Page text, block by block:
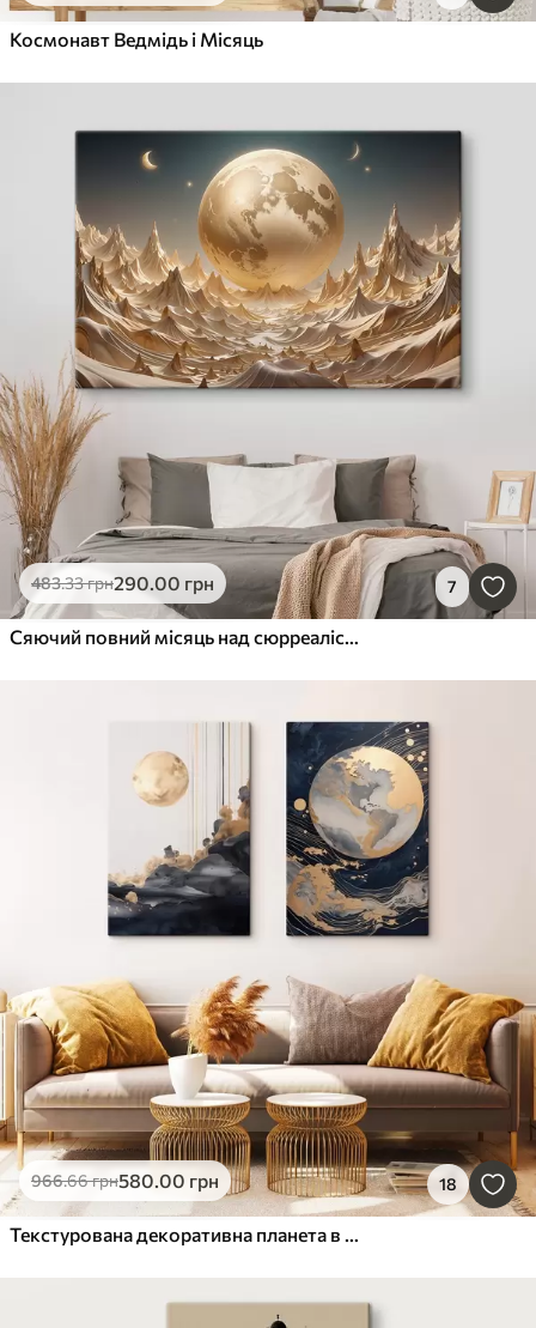
Космонавт Ведмідь і Місяць
483.33грн290.00 грн 7
Сяючий повний місяць над сюрреалістичним гірським ландшафтом із вершинами
966.66грн580.00 грн 18
Текстурована декоративна планета в космосі з жовтими лініями та крапками, абстрактний стиль, мінімалістичний та сучасний